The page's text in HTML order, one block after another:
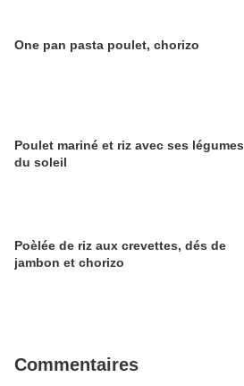
One pan pasta poulet, chorizo
Poulet mariné et riz avec ses légumes
du soleil
Poèlée de riz aux crevettes, dés de
jambon et chorizo
Commentaires